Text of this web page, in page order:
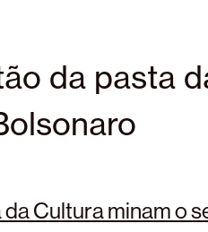
da pasta
Cultura minam o